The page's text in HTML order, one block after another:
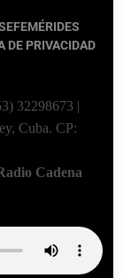
EFEMÉRIDES
DE PRIVACIDAD
32298673 |
Cuba. CP:
Cadena